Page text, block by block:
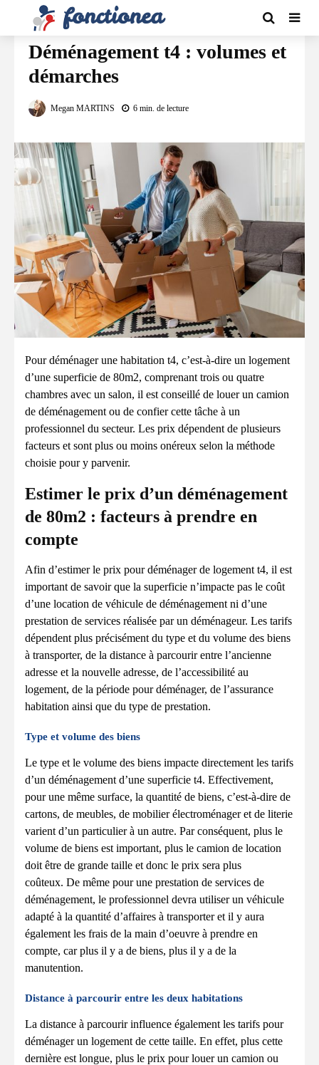
DÉMÉNAGEMENT
Déménagement t4 : volumes et
démarches
Megan MARTINS 6 min. de lecture
Pour déménager une habitation t4, c’est-à-dire un logement
d’une superficie de 80m2, comprenant trois ou quatre
chambres avec un salon, il est conseillé de louer un camion
de déménagement ou de confier cette tâche à un
professionnel du secteur. Les prix dépendent de plusieurs
facteurs et sont plus ou moins onéreux selon la méthode
choisie pour y parvenir.
Estimer le prix d’un déménagement
de 80m2 : facteurs à prendre en
compte
Afin d’estimer le prix pour déménager de logement t4, il est
important de savoir que la superficie n’impacte pas le coût
d’une location de véhicule de déménagement ni d’une
prestation de services réalisée par un déménageur. Les tarifs
dépendent plus précisément du type et du volume des biens
à transporter, de la distance à parcourir entre l’ancienne
adresse et la nouvelle adresse, de l’accessibilité au
logement, de la période pour déménager, de l’assurance
habitation ainsi que du type de prestation.
Type et volume des biens
Le type et le volume des biens impacte directement les tarifs
d’un déménagement d’une superficie t4. Effectivement,
pour une même surface, la quantité de biens, c’est-à-dire de
cartons, de meubles, de mobilier électroménager et de literie
varient d’un particulier à un autre. Par conséquent, plus le
volume de biens est important, plus le camion de location
doit être de grande taille et donc le prix sera plus
coûteux. De même pour une prestation de services de
déménagement, le professionnel devra utiliser un véhicule
adapté à la quantité d’affaires à transporter et il y aura
également les frais de la main d’oeuvre à prendre en
compte, car plus il y a de biens, plus il y a de la
manutention.
Distance à parcourir entre les deux habitations
La distance à parcourir influence également les tarifs pour
déménager un logement de cette taille. En effet, plus cette
dernière est longue, plus le prix pour louer un camion ou